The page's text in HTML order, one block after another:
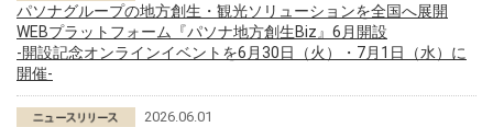
パソナグループの地方創生・観光ソリューションを全国へ展開
WEBプラットフォーム『パソナ地方創生Biz』6月開設
-開設記念オンラインイベントを6月30日（火）・7月1日（水）に
開催-
2026.06.01